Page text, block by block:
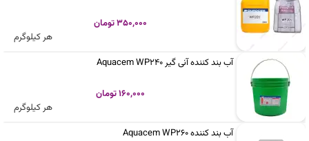
350,000 تومان
هر کیلوگرم
آب بند کننده آنی گیر Aquacem WP240
160,000 تومان
هر کیلوگرم
آب بند کننده Aquacem WP260